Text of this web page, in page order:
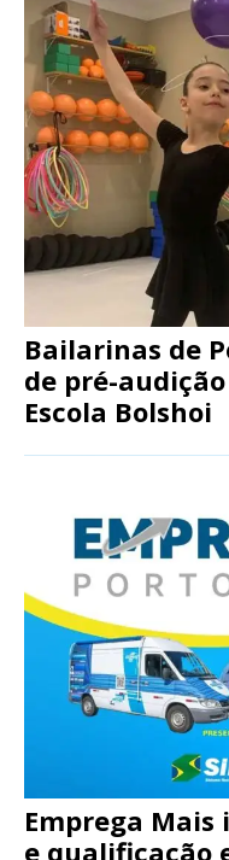
Bailarinas de
de pré-
Escola Bolshoi
Emprega
e qualificação